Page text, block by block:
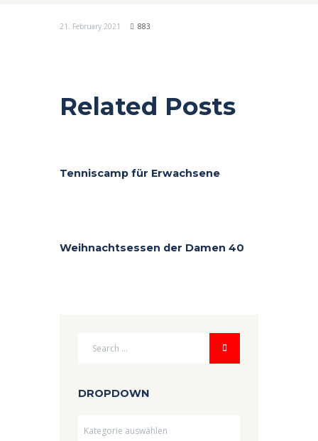
21. February 2021 883
Related Posts
Tenniscamp für Erwachsene
Weihnachtsessen der Damen 40
DROPDOWN